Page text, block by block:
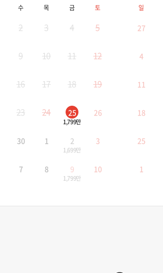
수 목 금 토
2 3 4 5
9 10 11 12
16 17 18 19
23 24 25
1,799만
26
30 1 2
1,699만
3
7 8 9
1,799만
10
일
27
4
11
18
25
1